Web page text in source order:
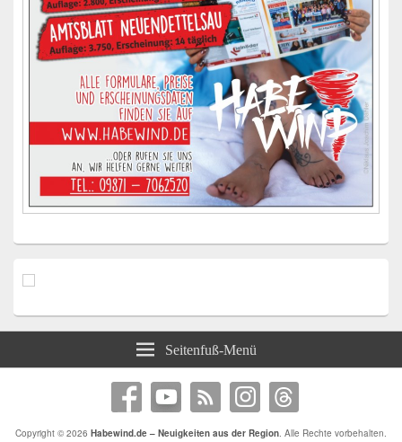
Seitenfuß-Menü
Copyright © 2026 Habewind.de – Neuigkeiten aus der Region. Alle Rechte vorbehalten.